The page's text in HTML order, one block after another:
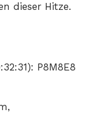
dieser Hitze.
P8M8E8